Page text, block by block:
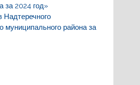
за 2024 год»
Надтеречного
муниципального района за